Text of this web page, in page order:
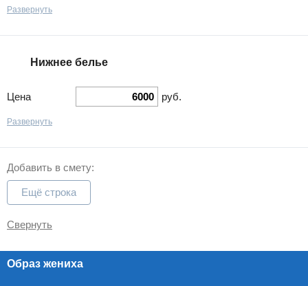
Развернуть
Нижнее белье
Цена руб.
Развернуть
Добавить в смету:
Ещё строка
Свернуть
Образ жениха